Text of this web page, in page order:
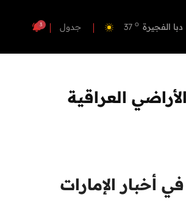
دبا الفجيرة 37 o
أم القيوين 35
جدول 3
العراقية
أخبار الإمارات